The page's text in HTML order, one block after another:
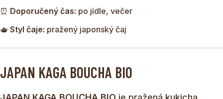
⏰ Doporučený čas: po jídle, večer
🫖 Styl čaje: pražený japonský čaj
JAPAN KAGA BOUCHA BIO